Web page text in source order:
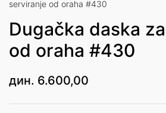
serviranje od oraha #430
Dugačka daska
od oraha #430
дин. 6.600,00